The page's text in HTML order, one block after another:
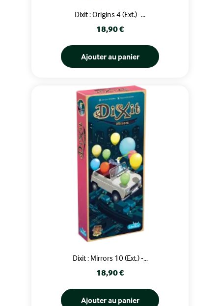
Dixit : Origins 4 (Ext.) -...
Prix
18,90 €
Ajouter au panier
Dixit : Mirrors 10 (Ext.) -...
Prix
18,90 €
Ajouter au panier